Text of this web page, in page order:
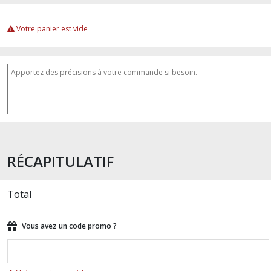
Votre panier est vide
RÉCAPITULATIF
Total
Vous avez un code promo ?